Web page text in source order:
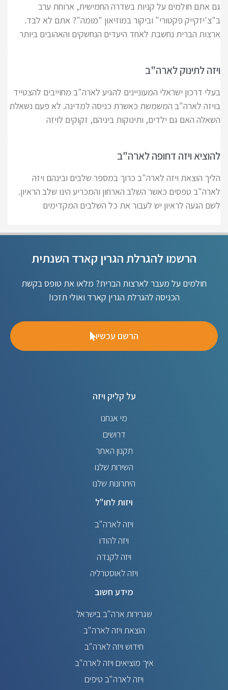
גם אתם חולמים על קניות בשדרה החמישית, ארוחת ערב
ב"צ'יזקייק פקטורי" וביקור במוזיאון "מומה"? אתם לא לבד.
ארצות הברית נחשבת לאחד היעדים הנחשקים והאהובים ביותר
ויזה לתינוק לארה"ב
בעלי דרכון ישראלי המעוניינים להגיע לארה"ב מחוייבים להצטייד
בויזה לארה"ב המשמשת כאשרת כניסה למדינה. לא פעם נשאלת
השאלה האם גם ילדים, ותינוקות ביניהם, זקוקים לויזה
להוציא ויזה דחופה לארה"ב
הליך הוצאת ויזה לארה"ב כרוך במספר שלבים ובינהם ויזה
לארה"ב טפסים כאשר השלב הארחון והמכריע הינו שלב הראיון.
לשם הגעה לראיון יש לעבור את כל השלבים המקדימים
הרשמו להגרלת הגרין קארד השנתית
חולמים על מעבר לארצות הברית? מלאו את טופס בקשת
הכניסה להגרלת הגרין קארד ואולי תזכו!
הרשם עכשיו
על קליק ויזה
מי אנחנו
דרושים
תקנון האתר
השירות שלנו
היתרונות שלנו
ויזות לחו"ל
ויזה לארה"ב
ויזה להודו
ויזה לקנדה
ויזה לאוסטרליה
מידע חשוב
שגרירות ארה"ב בישראל
הוצאת ויזה לארה"ב
חידוש ויזה לארה"ב
איך מוציאים ויזה לארה"ב
ויזה לארה"ב טיפים